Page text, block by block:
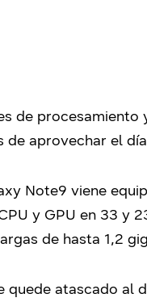
de
aprovechar el
Note9 viene
y GPU en 33 y
de hasta 1,2
quede atascado al